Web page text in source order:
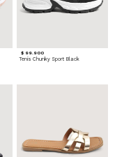
$ 99.900
Tenis Chunky Sport Black